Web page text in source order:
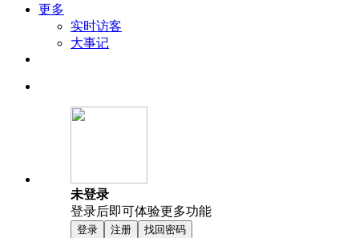
更多
实时访客
大事记
未登录
登录后即可体验更多功能
登录 注册 找回密码